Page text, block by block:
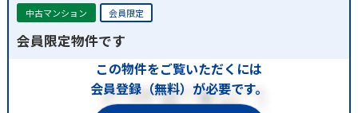
中古マンション 会員限定
会員限定物件です
この物件をご覧いただくには
会員登録（無料）が必要です。